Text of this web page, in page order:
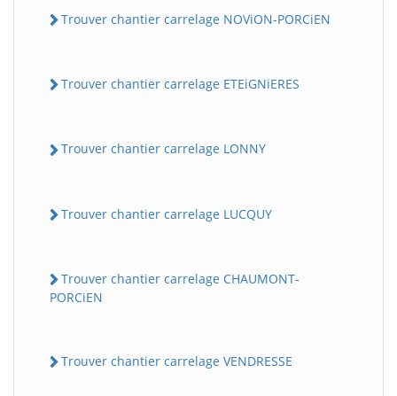
Trouver chantier carrelage NOViON-PORCiEN
Trouver chantier carrelage ETEiGNiERES
Trouver chantier carrelage LONNY
Trouver chantier carrelage LUCQUY
Trouver chantier carrelage CHAUMONT-
PORCiEN
Trouver chantier carrelage VENDRESSE